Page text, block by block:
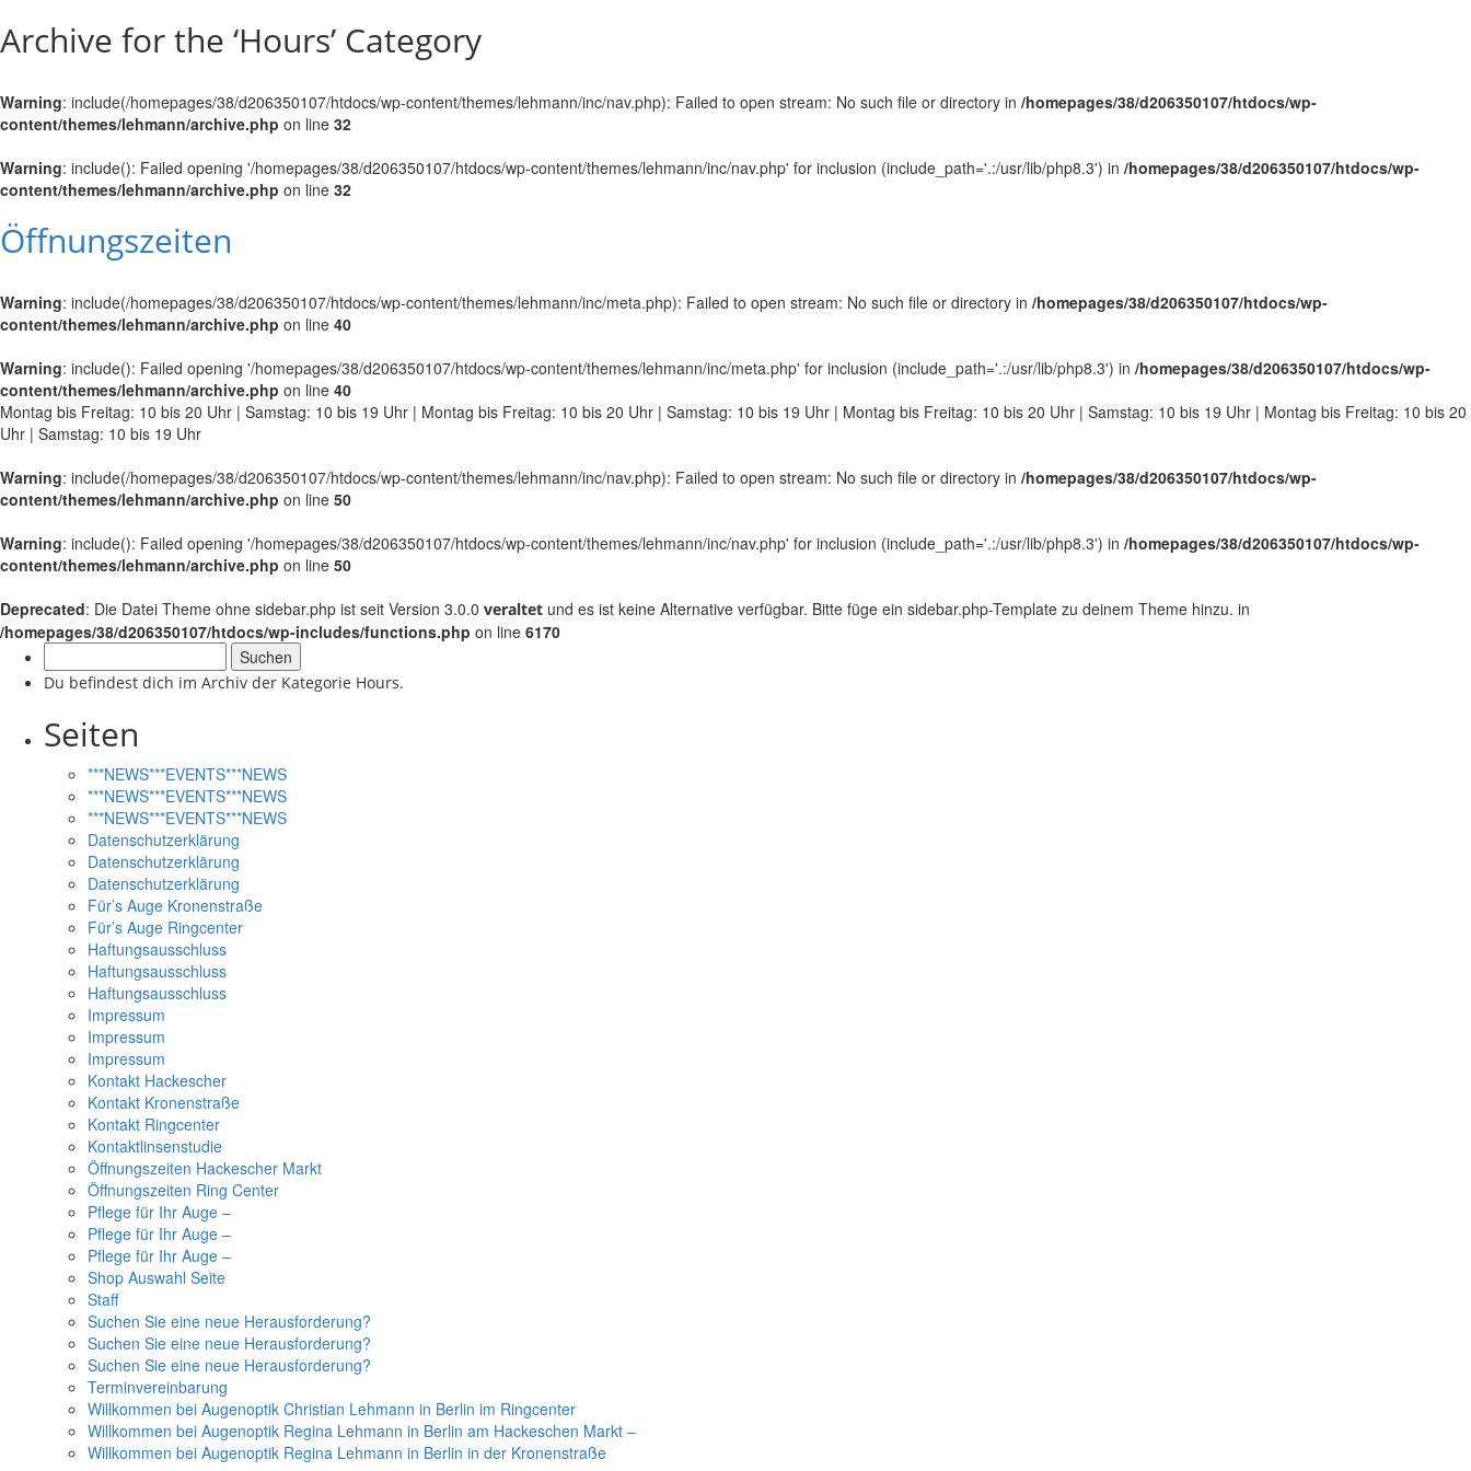
Archive for the ‘Hours’ Category
Warning: include(/homepages/38/d206350107/htdocs/wp-content/themes/lehmann/inc/nav.php): Failed to open stream: No such file or directory in /homepages/38/d206350107/htdocs/wp-
content/themes/lehmann/archive.php on line 32
Warning: include(): Failed opening '/homepages/38/d206350107/htdocs/wp-content/themes/lehmann/inc/nav.php' for inclusion (include_path='.:/usr/lib/php8.3') in /homepages/38/d206350107/htdocs/wp-
content/themes/lehmann/archive.php on line 32
Öffnungszeiten
Warning: include(/homepages/38/d206350107/htdocs/wp-content/themes/lehmann/inc/meta.php): Failed to open stream: No such file or directory in /homepages/38/d206350107/htdocs/wp-
content/themes/lehmann/archive.php on line 40
Warning: include(): Failed opening '/homepages/38/d206350107/htdocs/wp-content/themes/lehmann/inc/meta.php' for inclusion (include_path='.:/usr/lib/php8.3') in /homepages/38/d206350107/htdocs/wp-
content/themes/lehmann/archive.php on line 40
Montag bis Freitag: 10 bis 20 Uhr | Samstag: 10 bis 19 Uhr | Montag bis Freitag: 10 bis 20 Uhr | Samstag: 10 bis 19 Uhr | Montag bis Freitag: 10 bis 20 Uhr | Samstag: 10 bis 19 Uhr | Montag bis Freitag: 10 bis 20
Uhr | Samstag: 10 bis 19 Uhr
Warning: include(/homepages/38/d206350107/htdocs/wp-content/themes/lehmann/inc/nav.php): Failed to open stream: No such file or directory in /homepages/38/d206350107/htdocs/wp-
content/themes/lehmann/archive.php on line 50
Warning: include(): Failed opening '/homepages/38/d206350107/htdocs/wp-content/themes/lehmann/inc/nav.php' for inclusion (include_path='.:/usr/lib/php8.3') in /homepages/38/d206350107/htdocs/wp-
content/themes/lehmann/archive.php on line 50
Deprecated: Die Datei Theme ohne sidebar.php ist seit Version 3.0.0 veraltet und es ist keine Alternative verfügbar. Bitte füge ein sidebar.php-Template zu deinem Theme hinzu. in
/homepages/38/d206350107/htdocs/wp-includes/functions.php on line 6170
nach:
Du befindest dich im Archiv der Kategorie Hours.
Seiten
***NEWS***EVENTS***NEWS
***NEWS***EVENTS***NEWS
***NEWS***EVENTS***NEWS
Datenschutzerklärung
Datenschutzerklärung
Datenschutzerklärung
Für’s Auge Kronenstraße
Für’s Auge Ringcenter
Haftungsausschluss
Haftungsausschluss
Haftungsausschluss
Impressum
Impressum
Impressum
Kontakt Hackescher
Kontakt Kronenstraße
Kontakt Ringcenter
Kontaktlinsenstudie
Öffnungszeiten Hackescher Markt
Öffnungszeiten Ring Center
Pflege für Ihr Auge –
Pflege für Ihr Auge –
Pflege für Ihr Auge –
Shop Auswahl Seite
Staff
Suchen Sie eine neue Herausforderung?
Suchen Sie eine neue Herausforderung?
Suchen Sie eine neue Herausforderung?
Terminvereinbarung
Willkommen bei Augenoptik Christian Lehmann in Berlin im Ringcenter
Willkommen bei Augenoptik Regina Lehmann in Berlin am Hackeschen Markt –
Willkommen bei Augenoptik Regina Lehmann in Berlin in der Kronenstraße